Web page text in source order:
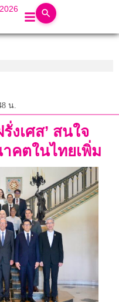
น.
งเศส’ สนใจ
คตในไทยเพิ่ม